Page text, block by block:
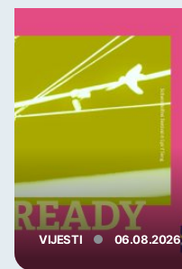
VIJESTI 06.08.2026